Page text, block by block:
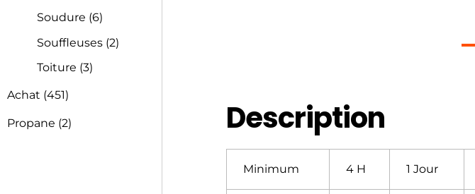
Soudure (6)
Souffleuses (2)
Toiture (3)
Achat (451)
Propane (2) Description
Minimum 4 H 1 Jour